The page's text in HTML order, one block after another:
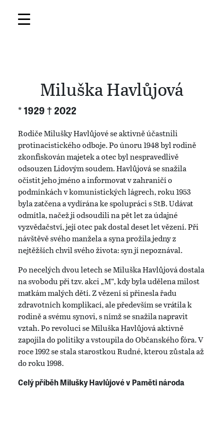
Miluška Havlůjová
* 1929 † 2022
Rodiče Milušky Havlůjové se aktivně účastnili
protinacistického odboje. Po únoru 1948 byl rodině
zkonfiskován majetek a otec byl nespravedlivě
odsouzen Lidovým soudem. Havlůjová se snažila
očistit jeho jméno a informovat v zahraničí o
podmínkách v komunistických lágrech, roku 1953
byla zatčena a vydírána ke spolupráci s StB. Udávat
odmítla, načež ji odsoudili na pět let za údajné
vyzvědačství, její otec pak dostal deset let vězení. Při
návštěvě svého manžela a syna prožila jedny z
nejtěžších chvil svého života: syn jí nepoznával.
Po necelých dvou letech se Miluška Havlůjová dostala
na svobodu při tzv. akci „M“, kdy byla udělena milost
matkám malých dětí. Z vězení si přinesla řadu
zdravotních komplikací, ale především se vrátila k
rodině a svému synovi, s nímž se snažila napravit
vztah. Po revoluci se Miluška Havlůjová aktivně
zapojila do politiky a vstoupila do Občanského fóra. V
roce 1992 se stala starostkou Rudné, kterou zůstala až
do roku 1998.
Celý příběh Milušky Havlůjové v Paměti národa